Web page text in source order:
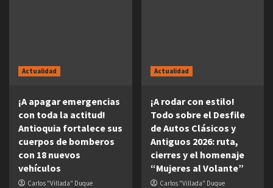
Actualidad
¡A apagar emergencias
con toda la actitud!
Antioquia fortalece sus
cuerpos de bomberos
con 18 nuevos
vehículos
Carlos "Villada" Duque
Actualidad
¡A rodar con estilo!
Todo sobre el Desfile
de Autos Clásicos y
Antiguos 2026: ruta,
cierres y el homenaje
“Mujeres al Volante”
Carlos "Villada" Duque